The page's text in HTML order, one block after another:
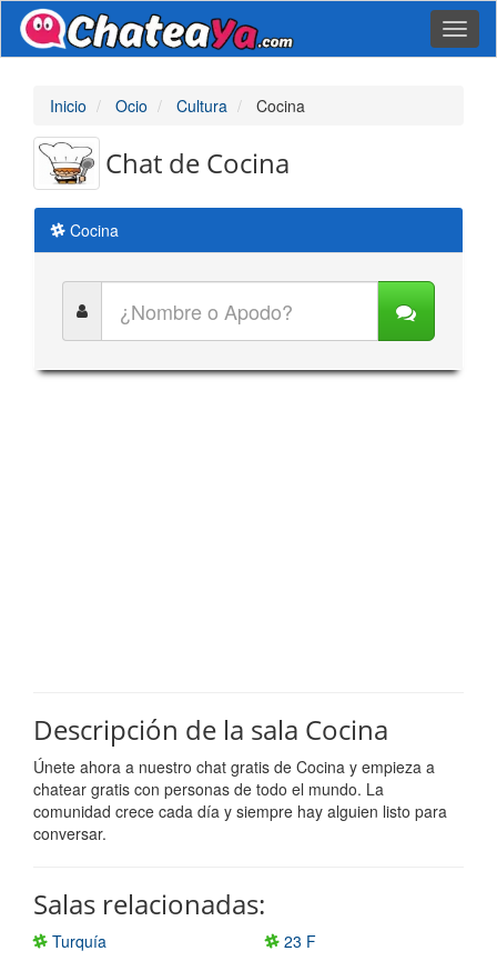
Inicio Ocio Cultura Cocina
Chat de Cocina
Cocina
Descripción de la sala Cocina
Únete ahora a nuestro chat gratis de Cocina y empieza a
chatear gratis con personas de todo el mundo. La
comunidad crece cada día y siempre hay alguien listo para
conversar.
Salas relacionadas:
Turquía
23 F